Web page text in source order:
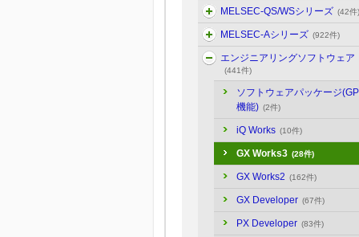
MELSEC-QS/WSシリーズ (42件)
MELSEC-Aシリーズ (922件)
エンジニアリングソフトウェア
(441件)
ソフトウェアパッケージ
機能) (2件)
iQ Works (10件)
GX Works3 (28件)
GX Works2 (162件)
GX Developer (67件)
PX Developer (83件)